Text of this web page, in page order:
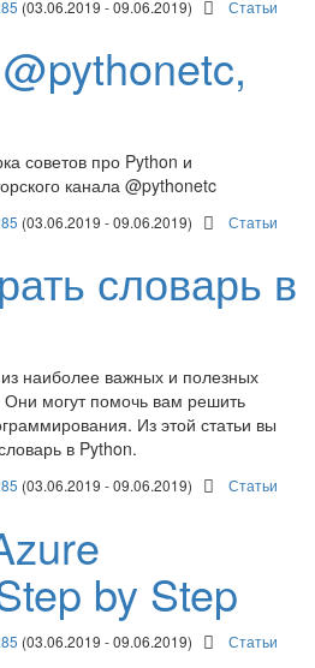
(03.06.2019 - 09.06.2019) Статьи
советов про Python и
канала @pythonetc
(03.06.2019 - 09.06.2019) Статьи
словарь в
наиболее важных и полезных
Они могут помочь вам решить
Из этой статьи вы
в Python.
(03.06.2019 - 09.06.2019) Статьи
by Step
(03.06.2019 - 09.06.2019) Статьи